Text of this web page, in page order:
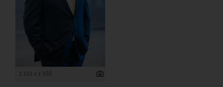
2 333 x 3 500